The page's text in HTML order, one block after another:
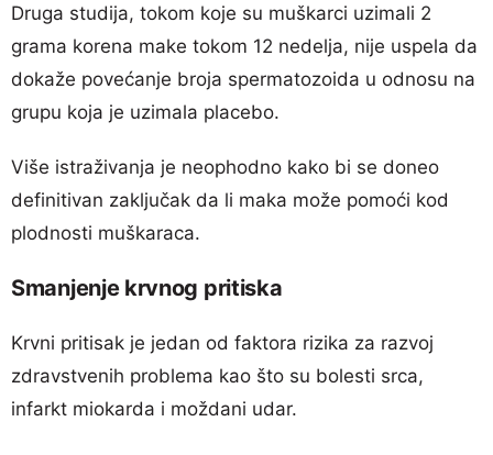
Druga studija, tokom koje su muškarci uzimali 2
grama korena make tokom 12 nedelja, nije uspela da
dokaže povećanje broja spermatozoida u odnosu na
grupu koja je uzimala placebo.
Više istraživanja je neophodno kako bi se doneo
definitivan zaključak da li maka može pomoći kod
plodnosti muškaraca.
Smanjenje krvnog pritiska
Krvni pritisak je jedan od faktora rizika za razvoj
zdravstvenih problema kao što su bolesti srca,
infarkt miokarda i moždani udar.